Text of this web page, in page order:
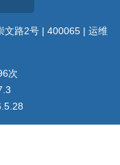
文路2号 | 400065 | 运维
次
3
5 28